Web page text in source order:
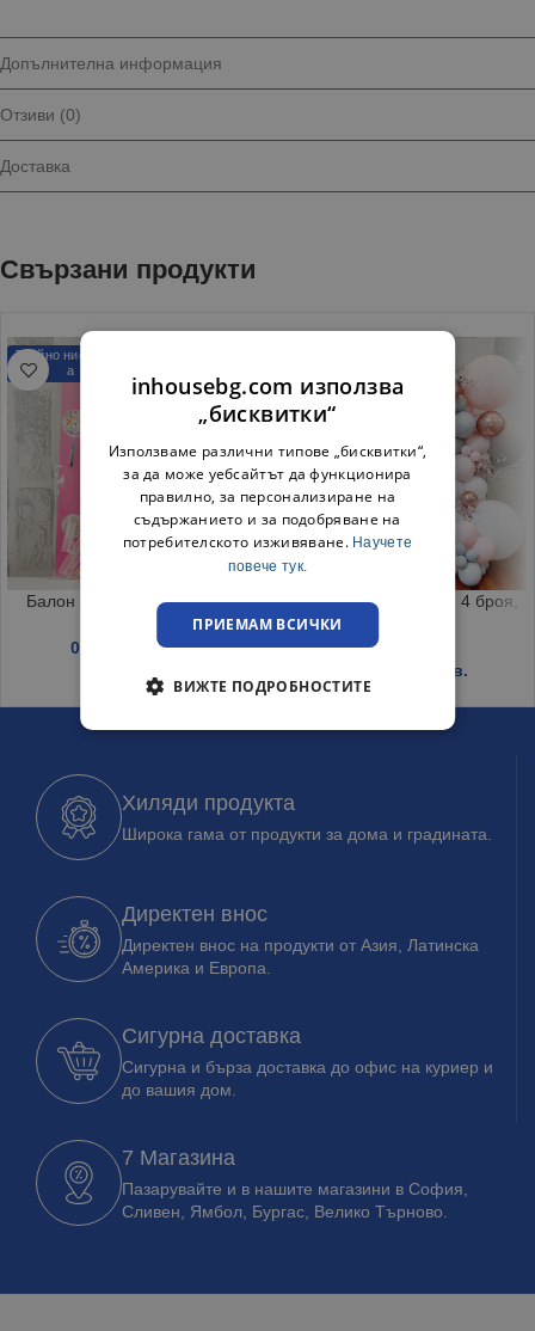
Допълнителна информация
Отзиви (0)
Доставка
Свързани продукти
Трайно ниска цен
а
Балон с пера светещ 50см.
0.71 / 1.39 лв.
Кутии за балони Baby, 4 броя,
/ 11.00 лв.
Хиляди продукта
Широка гама от продукти за дома и градината.
Директен внос
Директен внос на продукти от Азия, Латинска
Америка и Европа.
Сигурна доставка
Сигурна и бърза доставка до офис на куриер и
до вашия дом.
7 Магазина
Пазарувайте и в нашите магазини в София,
Сливен, Ямбол, Бургас, Велико Търново.
inhousebg.com използва
„бисквитки“
Използваме различни типове „бисквитки“,
за да може уебсайтът да функционира
правилно, за персонализиране на
съдържанието и за подобряване на
потребителското изживяване. Научете
повече тук.
ПРИЕМАМ ВСИЧКИ
ВИЖТЕ ПОДРОБНОСТИТЕ